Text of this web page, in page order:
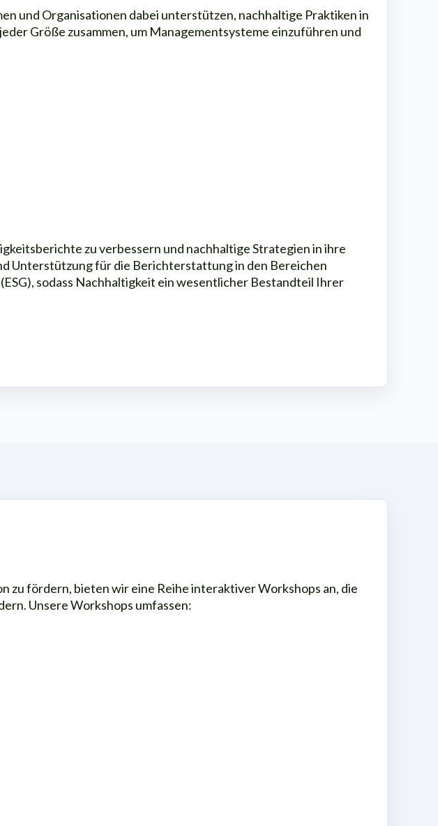
und Organisationen dabei unterstützen, nachhaltige Praktiken in
Größe zusammen, um Managementsysteme einzuführen und
zu verbessern und nachhaltige Strategien in ihre
Unterstützung für die Berichterstattung in den Bereichen
sodass Nachhaltigkeit ein wesentlicher Bestandteil Ihrer
zu fördern, bieten wir eine Reihe interaktiver Workshops an, die
Unsere Workshops umfassen: